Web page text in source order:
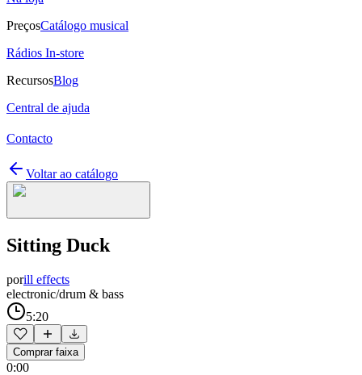
PreçosCatálogo musical
Rádios In-store
RecursosBlog
Central de ajuda
Contacto
Voltar ao catálogo
Sitting Duck
porill effects
electronic/drum & bass
5:20
Comprar faixa
0:00